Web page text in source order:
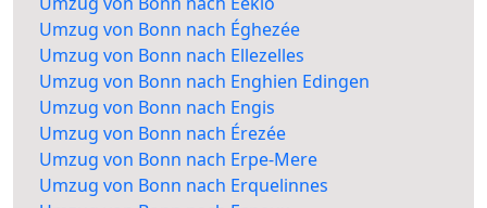
Umzug von Bonn nach Éghezée
Umzug von Bonn nach Ellezelles
Umzug von Bonn nach Enghien Edingen
Umzug von Bonn nach Engis
Umzug von Bonn nach Érezée
Umzug von Bonn nach Erpe-Mere
Umzug von Bonn nach Erquelinnes